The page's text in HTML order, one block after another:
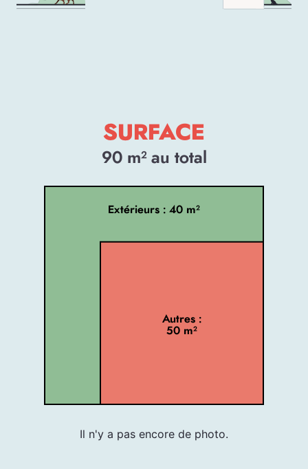
SURFACE
90m² au total
Extérieurs : 40 m²
Autres :
50 m²
Il n'y a pas encore de photo.